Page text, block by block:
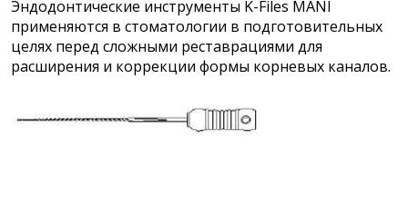
Эндодонтические инструменты K-Files MANI
применяются в стоматологии в подготовительных
целях перед сложными реставрациями для
расширения и коррекции формы корневых каналов.